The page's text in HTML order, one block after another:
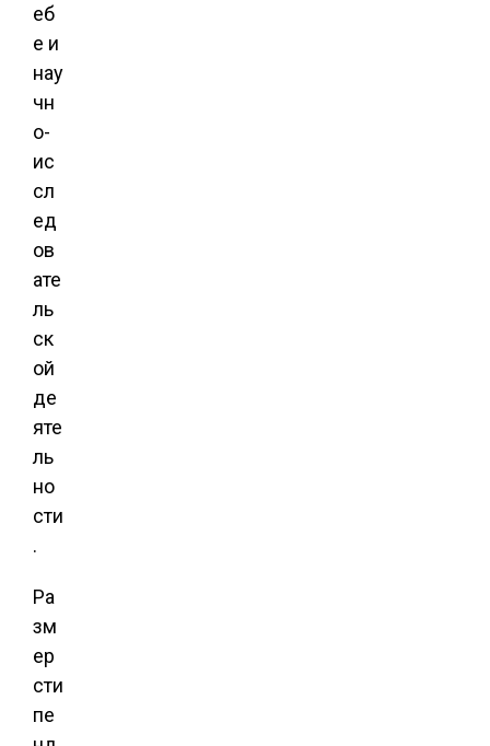
еб
е и
нау
чн
о-
ис
сл
ед
ов
ате
ль
ск
ой
де
яте
ль
но
сти
.
Ра
зм
ер
сти
пе